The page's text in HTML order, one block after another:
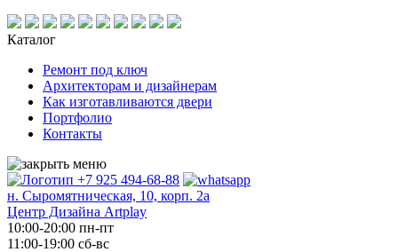
Каталог
Ремонт под ключ
Архитекторам и дизайнерам
Как изготавливаются двери
Портфолио
Контакты
+7 925 494-68-88
н. Сыромятническая, 10, корп. 2а
Центр Дизайна Artplay
10:00-20:00 пн-пт
11:00-19:00 сб-вс